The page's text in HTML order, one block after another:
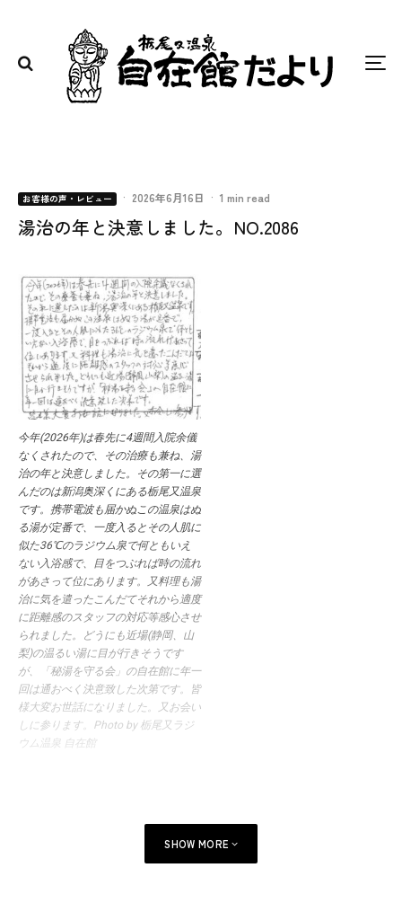
お客様の声・レビュー · 2026年6月16日 · 1 min read
湯治の年と決意しました。NO.2086
今年(2026年)は春先に4週間入院余儀
なくされたので、その治療も兼ね、湯
治の年と決意しました。その第一に選
んだのは新潟奥深くにある栃尾又温泉
です。携帯電波も届かぬこの温泉はぬ
る湯が定番で、一度入るとその人肌に
似た36℃のラジウム泉で何ともいえ
ない入浴感で、目をつぶれば時の流れ
があさって位にあります。又料理も湯
治に気を遣ったこんだてそれから適度
に距離感のスタッフの対応等感心させ
られました。どうにも近場(静岡、山
梨)の温るい湯に目が行きそうです
が、「秘湯を守る会」の自在館に年一
回は通おべく決意致した次第です。皆
様大変お世話になりました。又お会い
しに参ります。Photo by 栃尾又ラジ
ウム温泉 自在館
SHOW MORE